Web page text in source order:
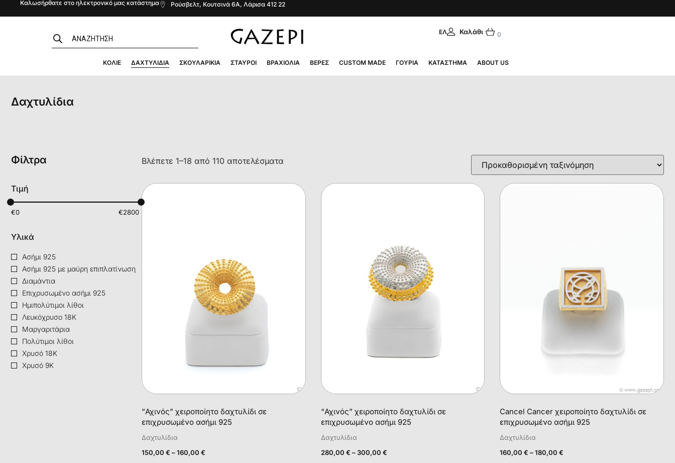
Καλωσήρθατε στο ηλεκτρονικό μας κατάστημα Ρούσβελτ, Κουτσινά 6Α, Λάρισα 412 22
ΕΛΛΗΝΙΚΆ 0
ΚΟΛΙΈ ΔΑΧΤΥΛΊΔΙΑ ΣΚΟΥΛΑΡΊΚΙΑ ΣΤΑΥΡΟΊ ΒΡΑΧΙΌΛΙΑ ΒΈΡΕΣ CUSTOM MADE ΓΟΎΡΙΑ ΚΑΤΆΣΤΗΜΑ ABOUT US
Δαχτυλίδια
Φίλτρα
Τιμή
€0 €2800
Υλικά
Ασήμι 925
Ασήμι 925 με μαύρη επιπλατίνωση
Διαμάντια
Επιχρυσωμένο ασήμι 925
Ημιπολύτιμοι λίθοι
Λευκόχρυσο 18Κ
Μαργαριτάρια
Πολύτιμοι λίθοι
Χρυσό 18Κ
Χρυσό 9Κ
Βλέπετε 1–18 από 110 αποτελέσματα
“Αχινός” χειροποίητο δαχτυλίδι σε
επιχρυσωμένο ασήμι 925
Δαχτυλίδια
150,00 € –160,00 €
“Αχινός” χειροποίητο δαχτυλίδι σε
επιχρυσωμένο ασήμι 925
Δαχτυλίδια
280,00 € – 300,00 €
Cancel Cancer χειροποίητο δαχτυλίδι σε
επιχρυσωμένο ασήμι 925
Δαχτυλίδια
160,00€ – 180,00€